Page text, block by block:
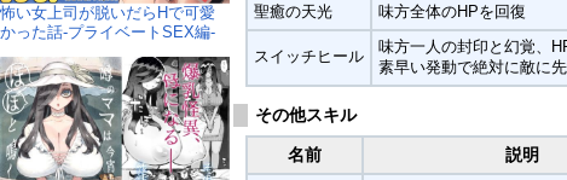
聖癒の天光
味方全体のHPを回復
スイッチヒール
味方一人の封印と幻覚、
素早い発動で絶対に敵に
その他スキル
名前 説明
怖い女上司が脱いだらHで可愛
かった話-プライベートSEX編-